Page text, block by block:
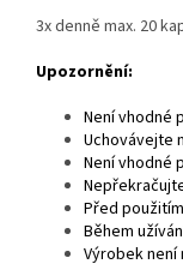
3x denně max. 20
Upozornění:
Není vhodné
Uchovávejte
Není vhodné
Před
Během
Výrobek